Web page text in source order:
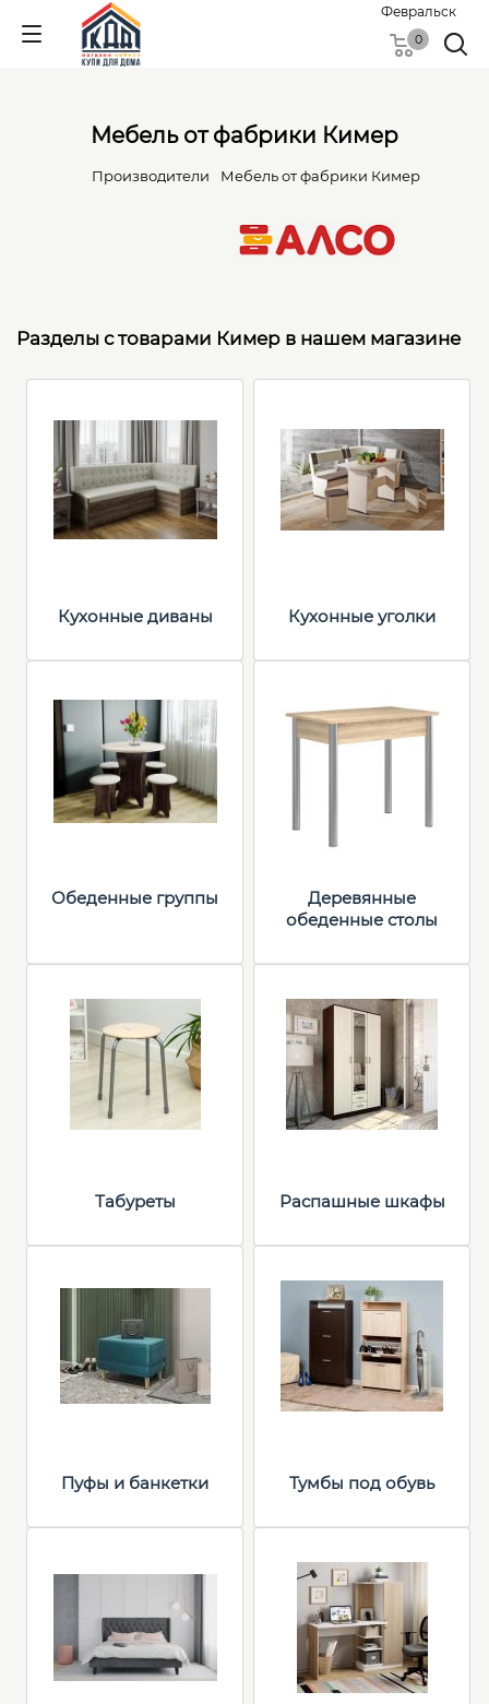
Февральск
0
Мебель от фабрики Кимер
Производители Мебель от фабрики Кимер
Разделы с товарами Кимер в нашем магазине
Кухонные диваны Кухонные уголки
Обеденные группы
Деревянные
обеденные столы
Табуреты Распашные шкафы
Пуфы и банкетки Тумбы под обувь